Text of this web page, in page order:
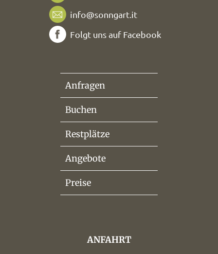
info@sonngart.it
Folgt uns auf Facebook
Anfragen
Buchen
Restplätze
Angebote
Preise
ANFAHRT